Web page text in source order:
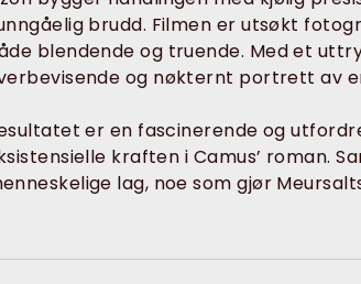
brudd. Filmen er utsøkt
blendende og truende. Med et
og nøkternt portrett av
er en fascinerende og
kraften i Camus’ roman.
lag, noe som gjør